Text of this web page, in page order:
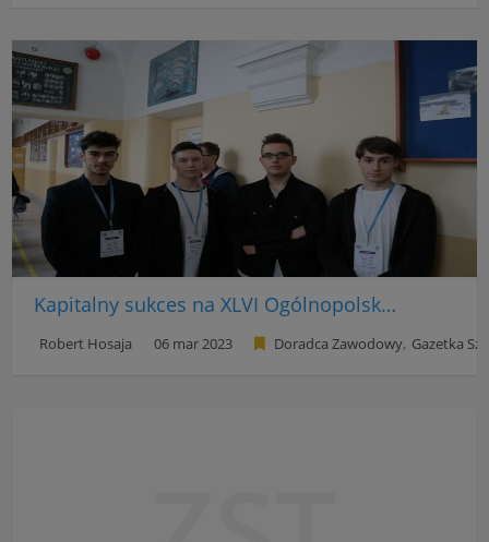
Kapitalny sukces na XLVI Ogólnopolskiej Olimpiadzie Wiedzy Elektrycznej i Elektronicznej w Jarosławiu
Robert Hosaja 06 mar 2023 Doradca Zawodowy Gazetka